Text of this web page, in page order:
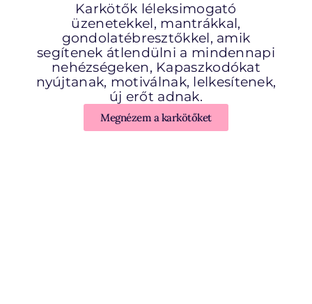
Karkötők léleksimogató
üzenetekkel, mantrákkal,
gondolatébresztőkkel, amik
segítenek átlendülni a mindennapi
nehézségeken, Kapaszkodókat
nyújtanak, motiválnak, lelkesítenek,
új erőt adnak.
Megnézem a karkötőket